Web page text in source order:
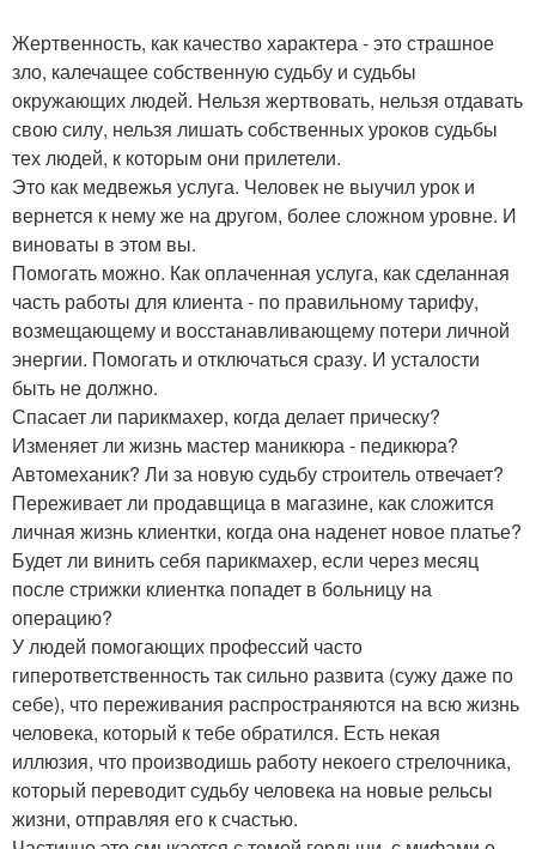
Жертвенность, как качество характера - это страшное
зло, калечащее собственную судьбу и судьбы
окружающих людей. Нельзя жертвовать, нельзя отдавать
свою силу, нельзя лишать собственных уроков судьбы
тех людей, к которым они прилетели.
Это как медвежья услуга. Человек не выучил урок и
вернется к нему же на другом, более сложном уровне. И
виноваты в этом вы.
Помогать можно. Как оплаченная услуга, как сделанная
часть работы для клиента - по правильному тарифу,
возмещающему и восстанавливающему потери личной
энергии. Помогать и отключаться сразу. И усталости
быть не должно.
Спасает ли парикмахер, когда делает прическу?
Изменяет ли жизнь мастер маникюра - педикюра?
Автомеханик? Ли за новую судьбу строитель отвечает?
Переживает ли продавщица в магазине, как сложится
личная жизнь клиентки, когда она наденет новое платье?
Будет ли винить себя парикмахер, если через месяц
после стрижки клиентка попадет в больницу на
операцию?
У людей помогающих профессий часто
гиперответственность так сильно развита (сужу даже по
себе), что переживания распространяются на всю жизнь
человека, который к тебе обратился. Есть некая
иллюзия, что производишь работу некоего стрелочника,
который переводит судьбу человека на новые рельсы
жизни, отправляя его к счастью.